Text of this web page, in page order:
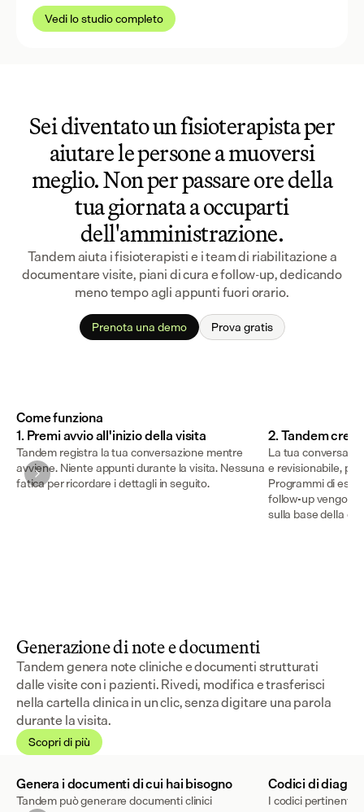
Vedi lo studio completo
Sei diventato un fisioterapista per
aiutare le persone a muoversi
meglio. Non per passare ore della
tua giornata a occuparti
dell'amministrazione.
Tandem aiuta i fisioterapisti e i team di riabilitazione a
documentare visite, piani di cura e follow-up, dedicando
meno tempo agli appunti fuori orario.
Prenota una demo Prova gratis
Come funziona
1. Premi avvio all'inizio della visita
Tandem registra la tua conversazione mentre
avviene. Niente appunti durante la visita. Nessuna
fatica per ricordare i dettagli in seguito.
2. Tandem
La tua
e revisionabile,
Programmi di
follow-up
sulla base della
Generazione di note e documenti
Tandem genera note cliniche e documenti strutturati
dalle visite con i pazienti. Rivedi, modifica e trasferisci
nella cartella clinica in un clic, senza digitare una parola
durante la visita.
Scopri di più
Genera i documenti di cui hai bisogno
Tandem può generare documenti clinici
Codici di
I codici pertinenti